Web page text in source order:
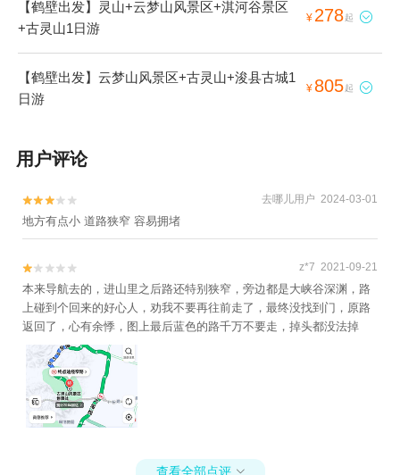
【鹤壁出发】灵山+云梦山风景区+淇河谷景区
+古灵山1日游
¥ 278起 
【鹤壁出发】云梦山风景区+古灵山+浚县古城1
日游
¥ 805起 
用户评论

 去哪儿用户 2024-03-01
地方有点小 道路狭窄 容易拥堵

 z*7 2021-09-21
本来导航去的，进山里之后路还特别狭窄，旁边都是大峡谷深渊，路
上碰到个回来的好心人，劝我不要再往前走了，最终没找到门，原路
返回了，心有余悸，图上最后蓝色的路千万不要走，掉头都没法掉
查看全部点评 